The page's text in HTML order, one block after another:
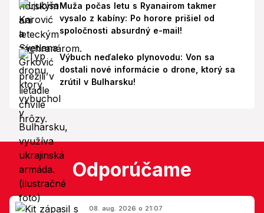
Muža počas letu s Ryanairom takmer
vysalo z kabíny: Po horore prišiel od
spoločnosti absurdný e-mail!
Výbuch neďaleko plynovodu: Von sa
dostali nové informácie o drone, ktorý sa
zrútil v Bulharsku!
Odporúčame
08. aug. 2026 o 21:07